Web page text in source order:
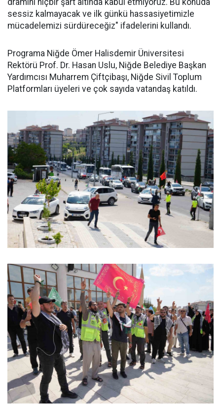
sessiz kalmayacak ve ilk günkü hassasiyetimizle
mücadelemizi sürdüreceğiz" ifadelerini kullandı.
Programa Niğde Ömer Halisdemir Üniversitesi
Rektörü Prof. Dr. Hasan Uslu, Niğde Belediye Başkan
Yardımcısı Muharrem Çiftçibaşı, Niğde Sivil Toplum
Platformları üyeleri ve çok sayıda vatandaş katıldı.